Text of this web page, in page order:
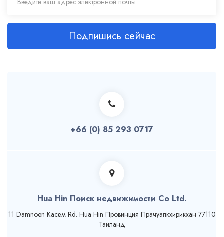
Подпишись сейчас
+66 (0) 85 293 0717
Hua Hin Поиск недвижимости Co Ltd.
11 Damnoen Касем Rd. Hua Hin Провинция Прачуапкхирикхан 77110
Таиланд